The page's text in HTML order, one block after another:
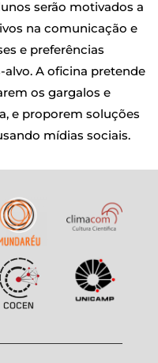
serão motivados a
na comunicação e
e preferências
A oficina pretende
os gargalos e
e proporem soluções
mídias sociais.